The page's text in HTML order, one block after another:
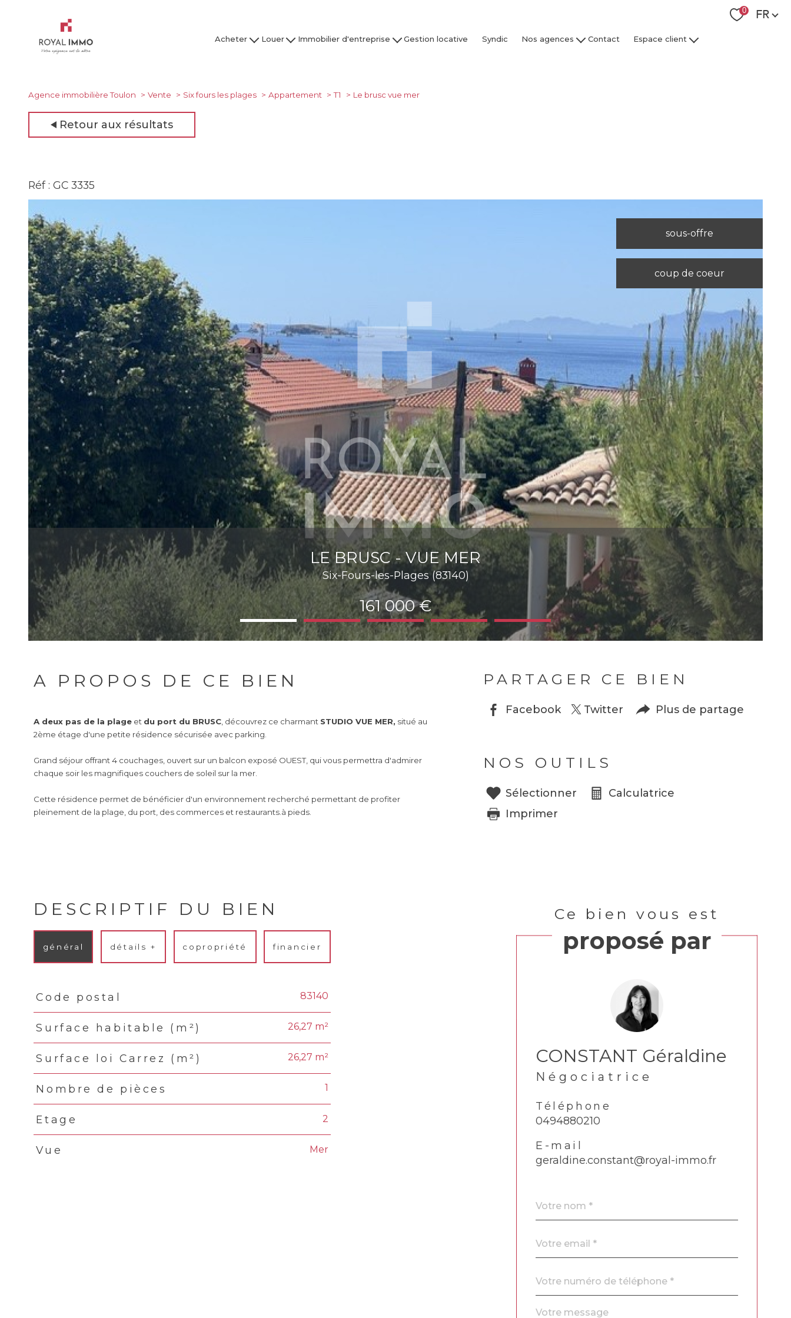
0 FR
Acheter
Studio
Louer
Studio
Immobilier d'entreprise
Vendre / Faire Gérer
Gestion locative Syndic Nos agences Contact Espace client
Agence immobilière Toulon
Vente Six fours les plages Appartement T1 Le brusc vue mer
Retour aux résultats
Réf : GC 3335
sous-offre
coup de coeur
LE BRUSC - VUE MER
Six-Fours-les-Plages (83140)
161 000 €
A PROPOS DE CE BIEN
A deux pas de la plage et du port du BRUSC, découvrez ce charmant STUDIO VUE MER, situé au
2ème étage d'une petite résidence sécurisée avec parking.
Grand séjour offrant 4 couchages, ouvert sur un balcon exposé OUEST, qui vous permettra d'admirer
chaque soir les magnifiques couchers de soleil sur la mer.
Cette résidence permet de bénéficier d'un environnement recherché permettant de profiter
pleinement de la plage, du port, des commerces et restaurants.à pieds.
PARTAGER CE BIEN
Facebook Twitter Plus de partage
NOS OUTILS
Sélectionner
Calculatrice
Imprimer
DESCRIPTIF DU BIEN
général détails + copropriété financier
TRAD_PAMPERO_Caracteristique
Code postal 83140
Surface habitable (m²) 26,27 m²
Surface loi Carrez (m²) 26,27 m²
Nombre de pièces 1
Etage 2
Vue Mer
Ce bien vous est
proposé par
CONSTANT Géraldine
Négociatrice
Téléphone
0494880210
E-mail
geraldine.constant@royal-immo.fr
par
*
*
*
Fieldset
Message